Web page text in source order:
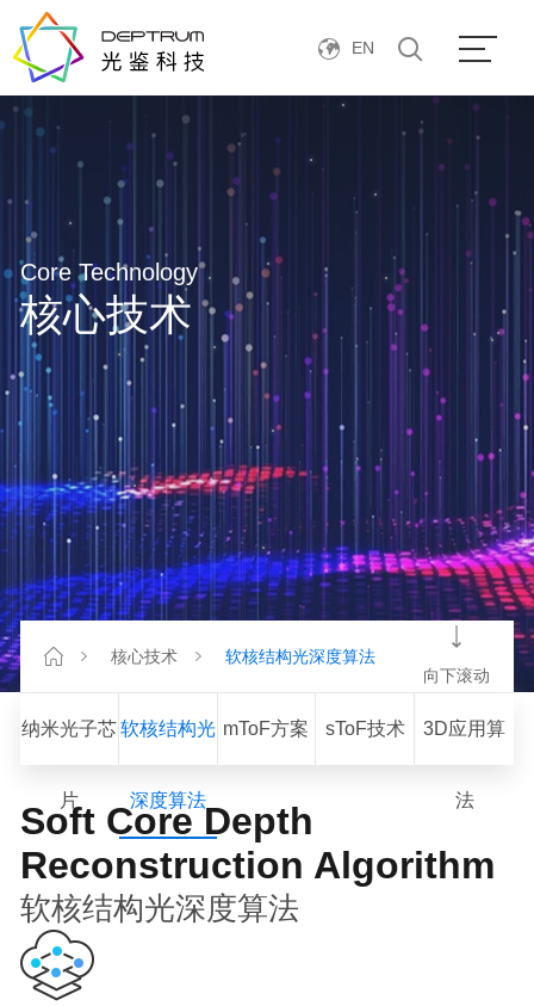
EN
Core Technology
核心技术
核心技术 软核结构光深度算法
纳米光子芯
片
软核结构光
深度算法
mToF方案 sToF技术 3D应用算
法
向下滚动
Soft Core Depth
Reconstruction Algorithm
软核结构光深度算法